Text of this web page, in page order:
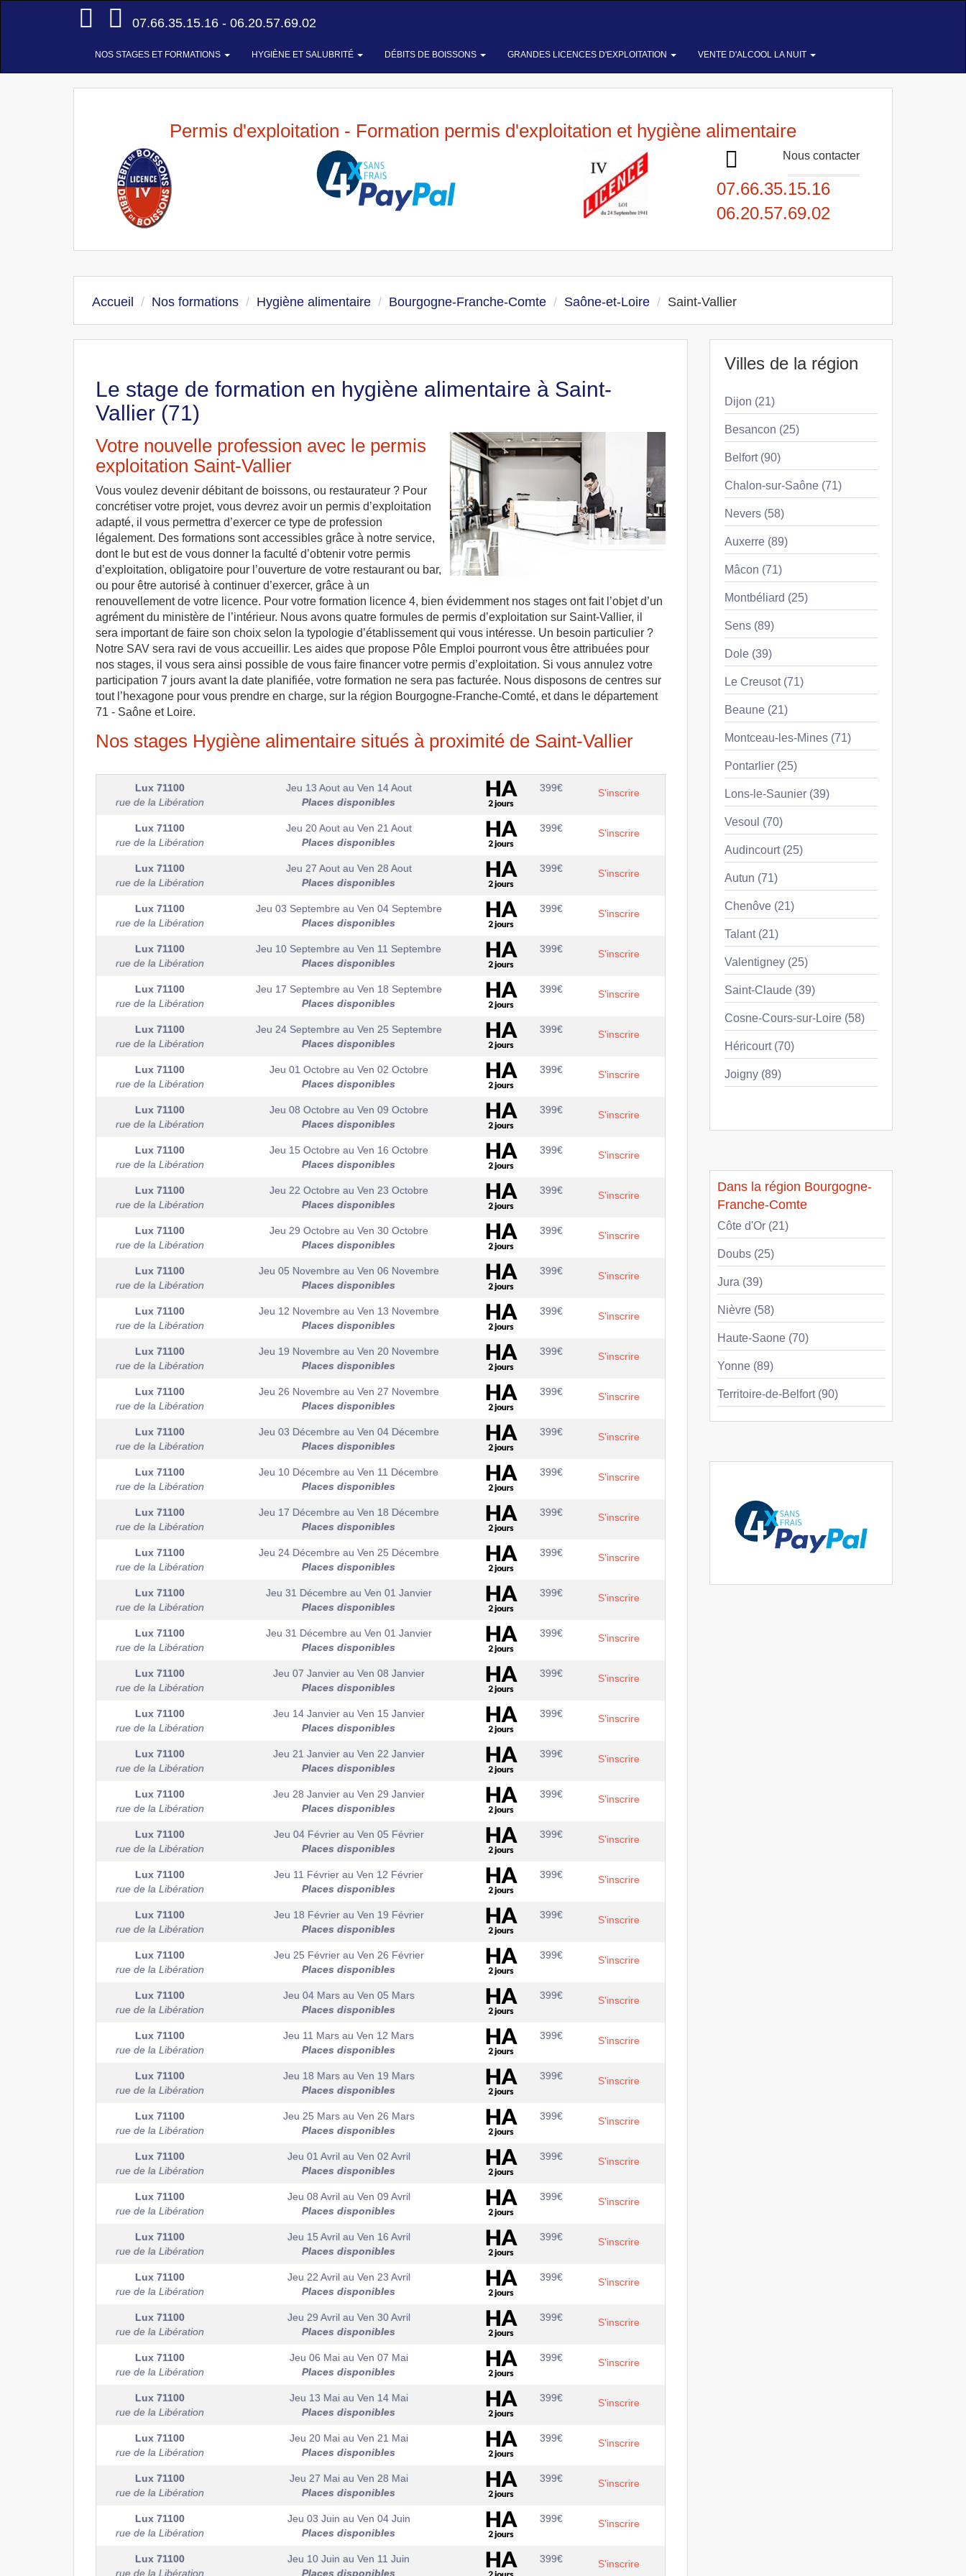
Accueil
07.66.35.15.16 - 06.20.57.69.02
NOS STAGES ET FORMATIONS HYGIÈNE ET SALUBRITÉ DÉBITS DE BOISSONS GRANDES LICENCES D'EXPLOITATION VENTE D'ALCOOL LA NUIT
Permis d'exploitation - Formation permis d'exploitation et hygiène alimentaire
Nous contacter
07.66.35.15.16
06.20.57.69.02
Accueil Nos formations Hygiène alimentaire Bourgogne-Franche-Comte Saône-et-Loire Saint-Vallier
Le stage de formation en hygiène alimentaire à Saint-
Vallier (71)
Votre nouvelle profession avec le permis
exploitation Saint-Vallier
Vous voulez devenir débitant de boissons, ou restaurateur ? Pour
concrétiser votre projet, vous devrez avoir un permis d’exploitation
adapté, il vous permettra d’exercer ce type de profession
légalement. Des formations sont accessibles grâce à notre service,
dont le but est de vous donner la faculté d’obtenir votre permis
d’exploitation, obligatoire pour l’ouverture de votre restaurant ou bar,
ou pour être autorisé à continuer d’exercer, grâce à un
renouvellement de votre licence. Pour votre formation licence 4, bien évidemment nos stages ont fait l’objet d’un
agrément du ministère de l’intérieur. Nous avons quatre formules de permis d’exploitation sur Saint-Vallier, il
sera important de faire son choix selon la typologie d’établissement qui vous intéresse. Un besoin particulier ?
Notre SAV sera ravi de vous accueillir. Les aides que propose Pôle Emploi pourront vous être attribuées pour
nos stages, il vous sera ainsi possible de vous faire financer votre permis d’exploitation. Si vous annulez votre
participation 7 jours avant la date planifiée, votre formation ne sera pas facturée. Nous disposons de centres sur
tout l’hexagone pour vous prendre en charge, sur la région Bourgogne-Franche-Comté, et dans le département
71 - Saône et Loire.
Nos stages Hygiène alimentaire situés à proximité de Saint-Vallier
Lux 71100
rue de la Libération
Jeu 13 Aout au Ven 14 Aout
Places disponibles
399€ S'inscrire
Lux 71100
rue de la Libération
Jeu 20 Aout au Ven 21 Aout
Places disponibles
399€ S'inscrire
Lux 71100
rue de la Libération
Jeu 27 Aout au Ven 28 Aout
Places disponibles
399€ S'inscrire
Lux 71100
rue de la Libération
Jeu 03 Septembre au Ven 04 Septembre
Places disponibles
399€ S'inscrire
Lux 71100
rue de la Libération
Jeu 10 Septembre au Ven 11 Septembre
Places disponibles
399€ S'inscrire
Lux 71100
rue de la Libération
Jeu 17 Septembre au Ven 18 Septembre
Places disponibles
399€ S'inscrire
Lux 71100
rue de la Libération
Jeu 24 Septembre au Ven 25 Septembre
Places disponibles
399€ S'inscrire
Lux 71100
rue de la Libération
Jeu 01 Octobre au Ven 02 Octobre
Places disponibles
399€ S'inscrire
Lux 71100
rue de la Libération
Jeu 08 Octobre au Ven 09 Octobre
Places disponibles
399€ S'inscrire
Lux 71100
rue de la Libération
Jeu 15 Octobre au Ven 16 Octobre
Places disponibles
399€ S'inscrire
Lux 71100
rue de la Libération
Jeu 22 Octobre au Ven 23 Octobre
Places disponibles
399€ S'inscrire
Lux 71100
rue de la Libération
Jeu 29 Octobre au Ven 30 Octobre
Places disponibles
399€ S'inscrire
Lux 71100
rue de la Libération
Jeu 05 Novembre au Ven 06 Novembre
Places disponibles
399€ S'inscrire
Lux 71100
rue de la Libération
Jeu 12 Novembre au Ven 13 Novembre
Places disponibles
399€ S'inscrire
Lux 71100
rue de la Libération
Jeu 19 Novembre au Ven 20 Novembre
Places disponibles
399€ S'inscrire
Lux 71100
rue de la Libération
Jeu 26 Novembre au Ven 27 Novembre
Places disponibles
399€ S'inscrire
Lux 71100
rue de la Libération
Jeu 03 Décembre au Ven 04 Décembre
Places disponibles
399€ S'inscrire
Lux 71100
rue de la Libération
Jeu 10 Décembre au Ven 11 Décembre
Places disponibles
399€ S'inscrire
Lux 71100
rue de la Libération
Jeu 17 Décembre au Ven 18 Décembre
Places disponibles
399€ S'inscrire
Lux 71100
rue de la Libération
Jeu 24 Décembre au Ven 25 Décembre
Places disponibles
399€ S'inscrire
Lux 71100
rue de la Libération
Jeu 31 Décembre au Ven 01 Janvier
Places disponibles
399€ S'inscrire
Lux 71100
rue de la Libération
Jeu 31 Décembre au Ven 01 Janvier
Places disponibles
399€ S'inscrire
Lux 71100
rue de la Libération
Jeu 07 Janvier au Ven 08 Janvier
Places disponibles
399€ S'inscrire
Lux 71100
rue de la Libération
Jeu 14 Janvier au Ven 15 Janvier
Places disponibles
399€ S'inscrire
Lux 71100
rue de la Libération
Jeu 21 Janvier au Ven 22 Janvier
Places disponibles
399€ S'inscrire
Lux 71100
rue de la Libération
Jeu 28 Janvier au Ven 29 Janvier
Places disponibles
399€ S'inscrire
Lux 71100
rue de la Libération
Jeu 04 Février au Ven 05 Février
Places disponibles
399€ S'inscrire
Lux 71100
rue de la Libération
Jeu 11 Février au Ven 12 Février
Places disponibles
399€ S'inscrire
Lux 71100
rue de la Libération
Jeu 18 Février au Ven 19 Février
Places disponibles
399€ S'inscrire
Lux 71100
rue de la Libération
Jeu 25 Février au Ven 26 Février
Places disponibles
399€ S'inscrire
Lux 71100
rue de la Libération
Jeu 04 Mars au Ven 05 Mars
Places disponibles
399€ S'inscrire
Lux 71100
rue de la Libération
Jeu 11 Mars au Ven 12 Mars
Places disponibles
399€ S'inscrire
Lux 71100
rue de la Libération
Jeu 18 Mars au Ven 19 Mars
Places disponibles
399€ S'inscrire
Lux 71100
rue de la Libération
Jeu 25 Mars au Ven 26 Mars
Places disponibles
399€ S'inscrire
Lux 71100
rue de la Libération
Jeu 01 Avril au Ven 02 Avril
Places disponibles
399€ S'inscrire
Lux 71100
rue de la Libération
Jeu 08 Avril au Ven 09 Avril
Places disponibles
399€ S'inscrire
Lux 71100
rue de la Libération
Jeu 15 Avril au Ven 16 Avril
Places disponibles
399€ S'inscrire
Lux 71100
rue de la Libération
Jeu 22 Avril au Ven 23 Avril
Places disponibles
399€ S'inscrire
Lux 71100
rue de la Libération
Jeu 29 Avril au Ven 30 Avril
Places disponibles
399€ S'inscrire
Lux 71100
rue de la Libération
Jeu 06 Mai au Ven 07 Mai
Places disponibles
399€ S'inscrire
Lux 71100
rue de la Libération
Jeu 13 Mai au Ven 14 Mai
Places disponibles
399€ S'inscrire
Lux 71100
rue de la Libération
Jeu 20 Mai au Ven 21 Mai
Places disponibles
399€ S'inscrire
Lux 71100
rue de la Libération
Jeu 27 Mai au Ven 28 Mai
Places disponibles
399€ S'inscrire
Lux 71100
rue de la Libération
Jeu 03 Juin au Ven 04 Juin
Places disponibles
399€ S'inscrire
Lux 71100
rue de la Libération
Jeu 10 Juin au Ven 11 Juin
Places disponibles
399€ S'inscrire
Villes de la région
Dijon (21)
Besancon (25)
Belfort (90)
Chalon-sur-Saône (71)
Nevers (58)
Auxerre (89)
Mâcon (71)
Montbéliard (25)
Sens (89)
Dole (39)
Le Creusot (71)
Beaune (21)
Montceau-les-Mines (71)
Pontarlier (25)
Lons-le-Saunier (39)
Vesoul (70)
Audincourt (25)
Autun (71)
Chenôve (21)
Talant (21)
Valentigney (25)
Saint-Claude (39)
Cosne-Cours-sur-Loire (58)
Héricourt (70)
Joigny (89)
Dans la région Bourgogne-
Franche-Comte
Côte d'Or (21)
Doubs (25)
Jura (39)
Nièvre (58)
Haute-Saone (70)
Yonne (89)
Territoire-de-Belfort (90)